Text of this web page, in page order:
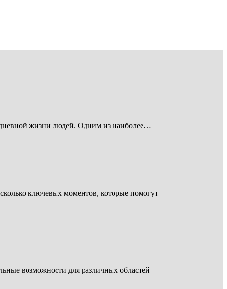
жизни людей. Одним из наиболее…
ключевых моментов, которые помогут
возможности для различных областей